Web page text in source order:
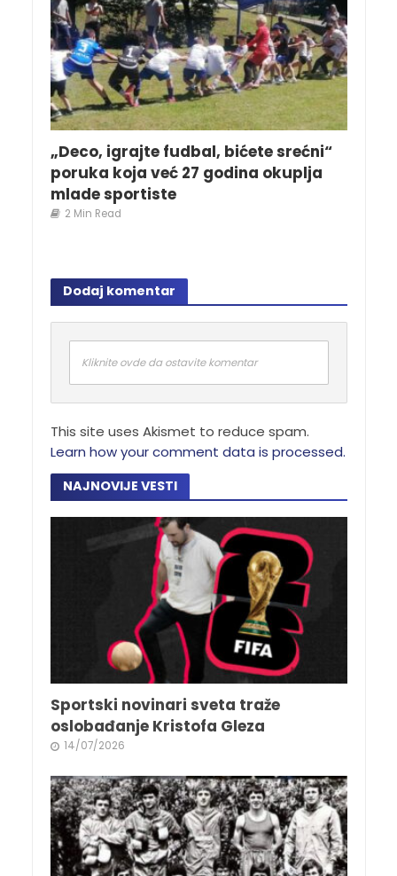
„Deco, igrajte fudbal, bićete srećni“
poruka koja već 27 godina okuplja
mlade sportiste
2 Min Read
Dodaj komentar
Kliknite ovde da ostavite komentar
This site uses Akismet to reduce spam.
Learn how your comment data is processed.
NAJNOVIJE VESTI
Sportski novinari sveta traže
oslobađanje Kristofa Gleza
14/07/2026